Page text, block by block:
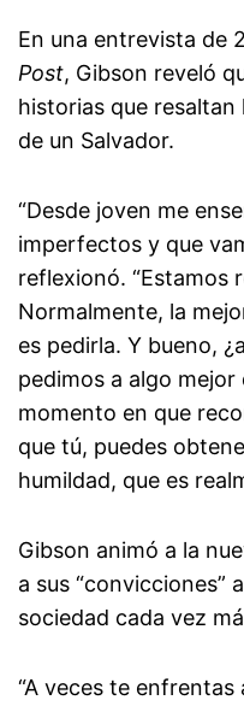
En una entrevista de
Post, Gibson reveló
historias que resaltan
de un Salvador.
“Desde joven me
imperfectos y que
reflexionó. “Estamos
Normalmente, la
es pedirla. Y bueno,
pedimos a algo
momento en que
que tú, puedes
humildad, que es
Gibson animó a la
a sus “convicciones”
sociedad cada vez
“A veces te